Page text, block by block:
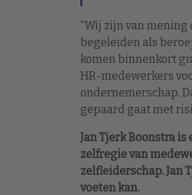
“Wij zijn van
begeleiden als
komen binnenkort
HR-medewerkers
ondernemerschap.
gepaard gaat met
Jan Tjerk Boonstra is
zelfregie van
zelfleiderschap. Jan
voeten kan.